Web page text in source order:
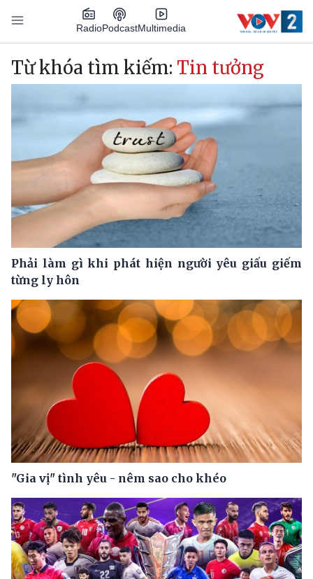
Nhảy đến nội dung
RadioPodcastMultimedia
Main navigation
Từ khóa tìm kiếm: Tin tưởng
Phải làm gì khi phát hiện người yêu giấu giếm
từng ly hôn
"Gia vị" tình yêu - nêm sao cho khéo